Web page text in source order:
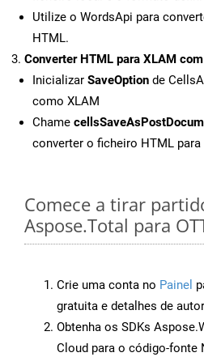
Utilize o WordsApi para
HTML.
Converter HTML para XLAM
Inicializar SaveOption de
como XLAM
Chame
converter o ficheiro HTML
Comece a tirar
Aspose.Total para
Crie uma conta no Painel
gratuita e detalhes de
Obtenha os SDKs
Cloud para o código-fonte